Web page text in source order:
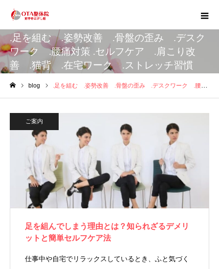
.足を組む .姿勢改善 .骨盤の歪み .デスク
ワーク .腰痛対策 .セルフケア .肩こり改
善 .猫背 .在宅ワーク .ストレッチ習慣
blog .足を組む .姿勢改善 .骨盤の歪み .デスクワーク .腰痛対策 .セルフケア .肩こり改善 .猫背 .在宅ワーク .ストレッチ習慣
ご案内
足を組んでしまう理由とは？知られざるデメリ
ットと簡単セルフケア法
仕事中や自宅でリラックスしているとき、ふと気づく